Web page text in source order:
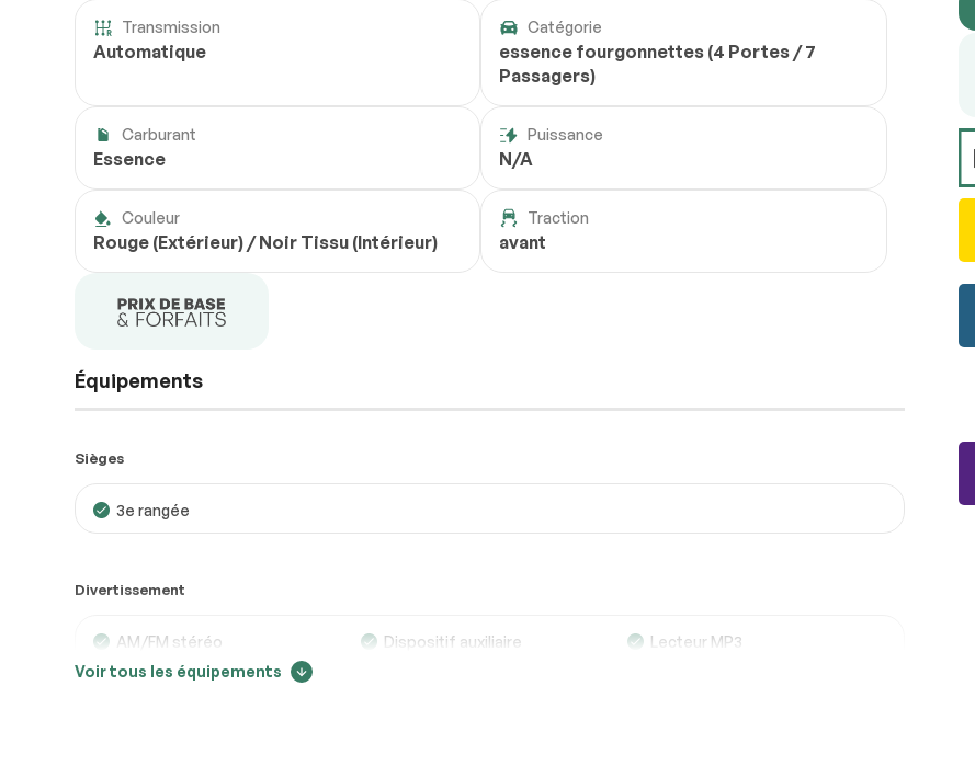
Transmission
Automatique
Catégorie
essence fourgonnettes (4 Portes / 7
Passagers)
Carburant
Essence
Puissance
N/A
Couleur
Rouge (Extérieur) / Noir Tissu (Intérieur)
Traction
avant
Équipements
Sièges
3e rangée
Divertissement
AM/FM stéréo Dispositif auxiliaire
Lecteur MP3
Lecteur de DC
Voir tous les équipements